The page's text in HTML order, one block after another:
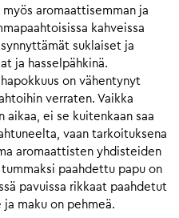
aromaattisemman ja
kahveissa
suklaiset ja
ja hasselpähkinä.
hapokkuus on vähentynyt
verraten. Vaikka
aikaa, ei se kuitenkaan saa
vaan tarkoituksena
aromaattisten yhdisteiden
paahdettu papu on
pavuissa rikkaat paahdetut
maku on pehmeä.